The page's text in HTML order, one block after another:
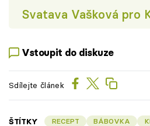
Svatava Vašková pro
Vstoupit do diskuze
Sdílejte článek
ŠTÍTKY RECEPT BÁBOVKA